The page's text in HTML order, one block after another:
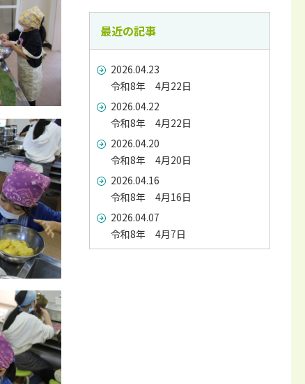
最近の記事
2026.04.23
令和8年 4月22日
2026.04.22
令和8年 4月22日
2026.04.20
令和8年 4月20日
2026.04.16
令和8年 4月16日
2026.04.07
令和8年 4月7日